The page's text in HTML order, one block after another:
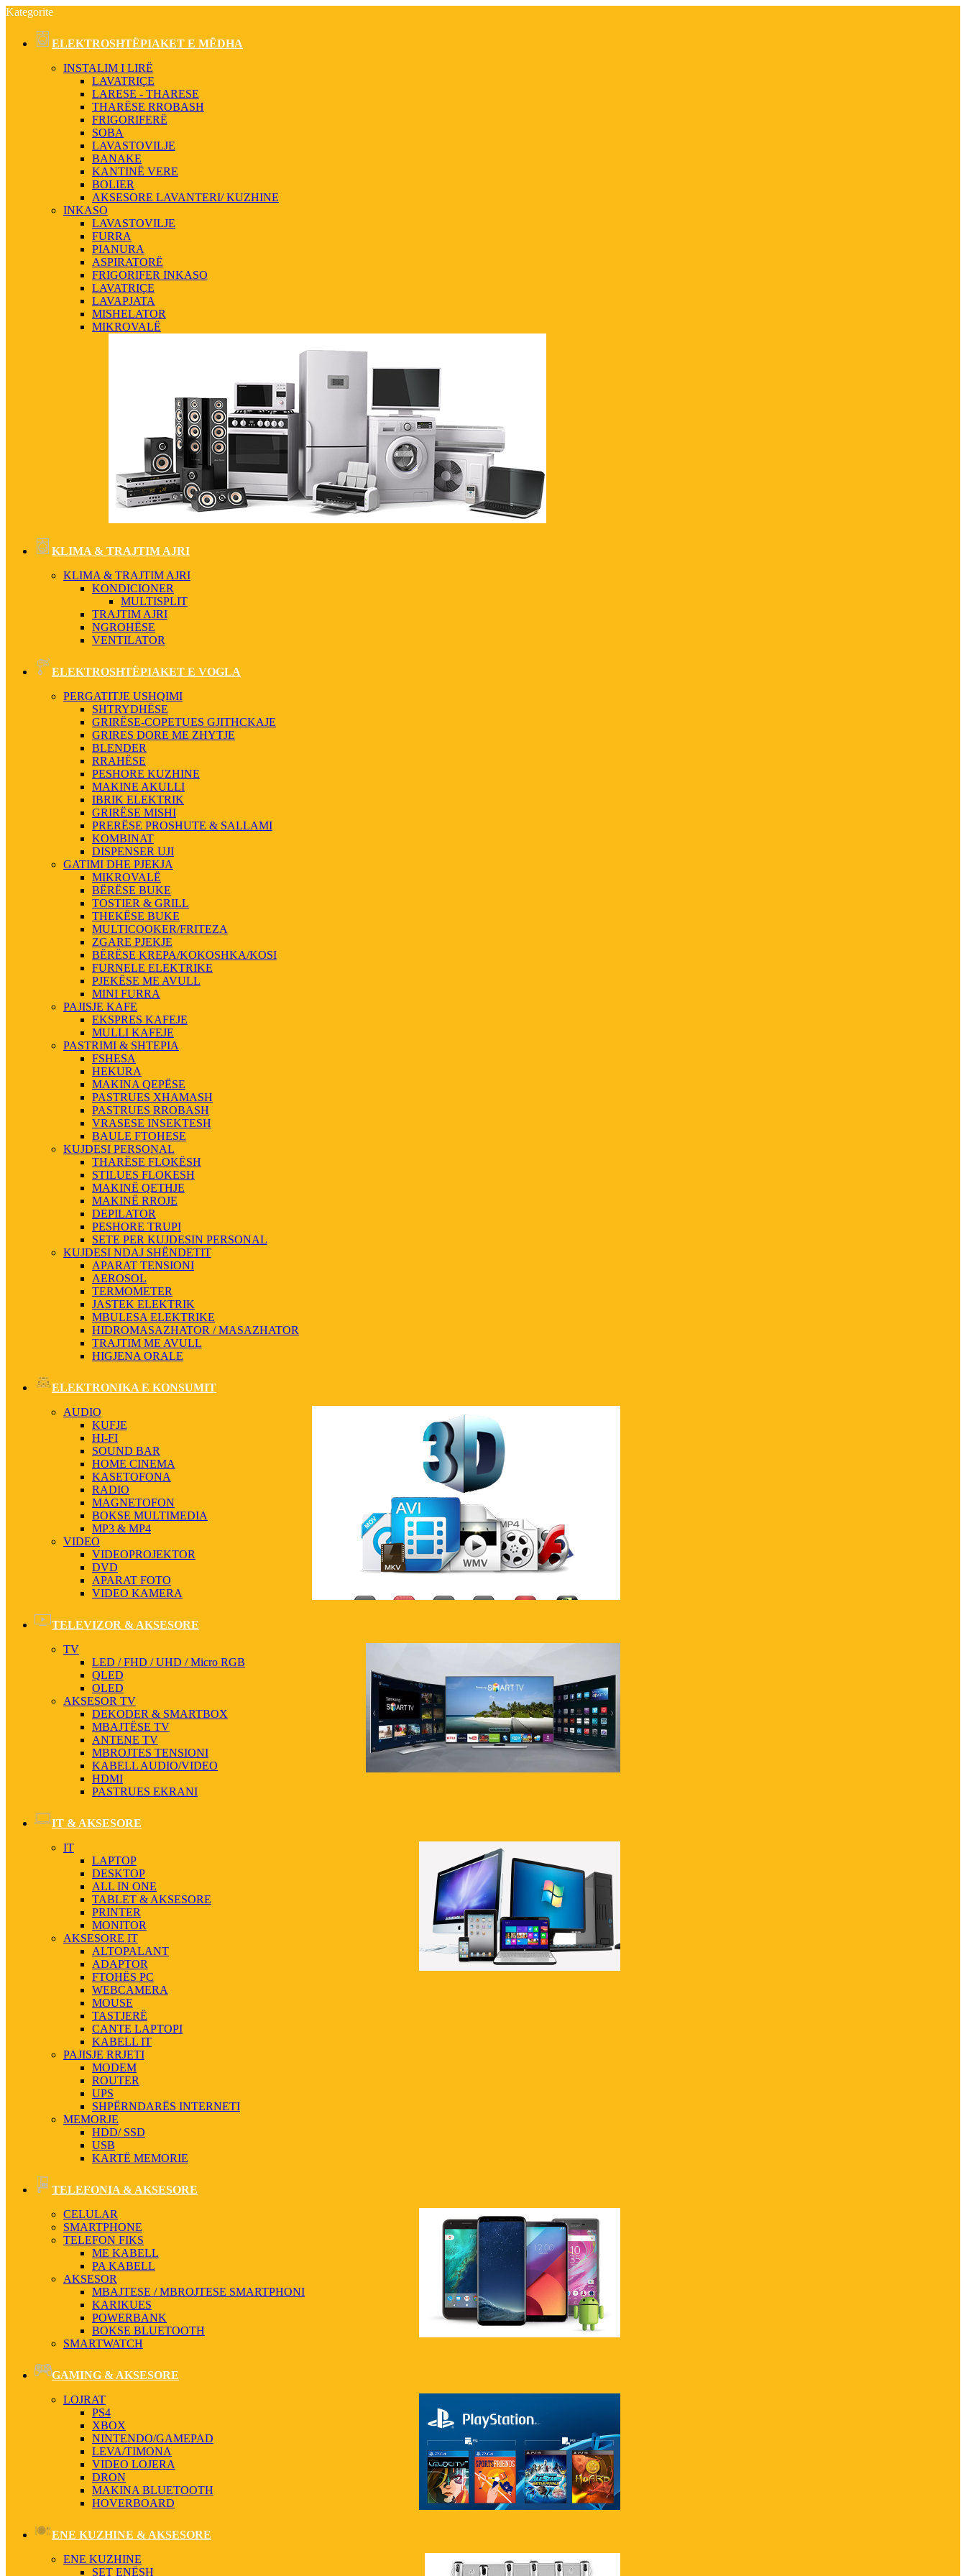
Kategorite
ELEKTROSHTËPIAKET E MËDHA
INSTALIM I LIRË
LAVATRIÇE
LARESE - THARESE
THARËSE RROBASH
FRIGORIFERË
SOBA
LAVASTOVILJE
BANAKE
KANTINË VERE
BOLIER
AKSESORE LAVANTERI/ KUZHINE
INKASO
LAVASTOVILJE
FURRA
PIANURA
ASPIRATORË
FRIGORIFER INKASO
LAVATRIÇE
LAVAPJATA
MISHELATOR
MIKROVALË
KLIMA & TRAJTIM AJRI
KLIMA & TRAJTIM AJRI
KONDICIONER
MULTISPLIT
TRAJTIM AJRI
NGROHËSE
VENTILATOR
ELEKTROSHTËPIAKET E VOGLA
PERGATITJE USHQIMI
SHTRYDHËSE
GRIRËSE-COPETUES GJITHCKAJE
GRIRES DORE ME ZHYTJE
BLENDER
RRAHËSE
PESHORE KUZHINE
MAKINE AKULLI
IBRIK ELEKTRIK
GRIRËSE MISHI
PRERËSE PROSHUTE & SALLAMI
KOMBINAT
DISPENSER UJI
GATIMI DHE PJEKJA
MIKROVALË
BËRËSE BUKE
TOSTIER & GRILL
THEKËSE BUKE
MULTICOOKER/FRITEZA
ZGARE PJEKJE
BËRËSE KREPA/KOKOSHKA/KOSI
FURNELE ELEKTRIKE
PJEKËSE ME AVULL
MINI FURRA
PAJISJE KAFE
EKSPRES KAFEJE
MULLI KAFEJE
PASTRIMI & SHTEPIA
FSHESA
HEKURA
MAKINA QEPËSE
PASTRUES XHAMASH
PASTRUES RROBASH
VRASESE INSEKTESH
BAULE FTOHESE
KUJDESI PERSONAL
THARËSE FLOKËSH
STILUES FLOKESH
MAKINË QETHJE
MAKINË RROJE
DEPILATOR
PESHORE TRUPI
SETE PER KUJDESIN PERSONAL
KUJDESI NDAJ SHËNDETIT
APARAT TENSIONI
AEROSOL
TERMOMETER
JASTEK ELEKTRIK
MBULESA ELEKTRIKE
HIDROMASAZHATOR / MASAZHATOR
TRAJTIM ME AVULL
HIGJENA ORALE
ELEKTRONIKA E KONSUMIT
AUDIO
KUFJE
HI-FI
SOUND BAR
HOME CINEMA
KASETOFONA
RADIO
MAGNETOFON
BOKSE MULTIMEDIA
MP3 & MP4
VIDEO
VIDEOPROJEKTOR
DVD
APARAT FOTO
VIDEO KAMERA
TELEVIZOR & AKSESORE
TV
LED / FHD / UHD / Micro RGB
QLED
OLED
AKSESOR TV
DEKODER & SMARTBOX
MBAJTËSE TV
ANTENE TV
MBROJTES TENSIONI
KABELL AUDIO/VIDEO
HDMI
PASTRUES EKRANI
IT & AKSESORE
IT
LAPTOP
DESKTOP
ALL IN ONE
TABLET & AKSESORE
PRINTER
MONITOR
AKSESORE IT
ALTOPALANT
ADAPTOR
FTOHËS PC
WEBCAMERA
MOUSE
TASTJERË
CANTE LAPTOPI
KABELL IT
PAJISJE RRJETI
MODEM
ROUTER
UPS
SHPËRNDARËS INTERNETI
MEMORJE
HDD/ SSD
USB
KARTË MEMORIE
TELEFONIA & AKSESORE
CELULAR
SMARTPHONE
TELEFON FIKS
ME KABELL
PA KABELL
AKSESOR
MBAJTESE / MBROJTESE SMARTPHONI
KARIKUES
POWERBANK
BOKSE BLUETOOTH
SMARTWATCH
GAMING & AKSESORE
LOJRAT
PS4
XBOX
NINTENDO/GAMEPAD
LEVA/TIMONA
VIDEO LOJERA
DRON
MAKINA BLUETOOTH
HOVERBOARD
ENE KUZHINE & AKSESORE
ENE KUZHINE
SET ENËSH